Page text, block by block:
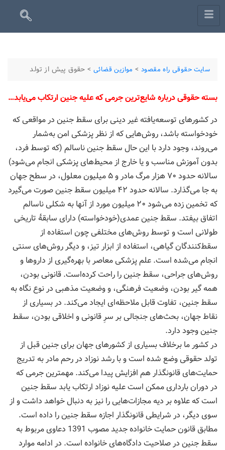
سایت حقوقی راه مقصود > موازین قضائی > حقوق پیش از تولد
بسته حقوقی درباره شایع‌ترین جرمی که علیه جنین ارتکاب می‌یابد…
در کشورهای توسعه‌یافته غیر دینی برای سقط جنین در مواقعی که
خودخواسته باشد، روش‌هایی که از نظر پزشکی امن به‌شمار
می‌روند، وجود دارد با این حال سقط جنین ناسالم (که توسط فرد،
بدون آموزش مناسب و یا خارج از محیط‌های پزشکی انجام می‌شود)
سالانه حدود ۷۰ هزار مرگ مادر و ۵ میلیون معلول، در سطح جهان
به جا می‌گذارد. سالانه حدود ۴۲ میلیون سقط جنین صورت می‌گیرد
که تخمین زده می‌شود ۲۰ میلیون مورد از آنها به شکلی ناسالم
اتفاق بیفتد. سقط جنین عمدی(خودخواسته) دارای سابقۀ تاریخی
طولانی است و توسط روش‌های مختلفی چون استفاده از
سقط‌کنندگان گیاهی، استفاده از ابزار تیز، و دیگر روش‌های سنتی
انجام می‌شده‌ است. علم پزشکی معاصر با بهره‌گیری از داروها و
روش‌های جراحی، سقط جنین را راحت کرده‌است. قانونی بودن،
همه گیر بودن، وضعیت فرهنگی، و وضعیت مذهبی در نوع نگاه به
سقط جنین، تفاوت قابل ملاحظه‌ای ایجاد می‌کند. در بسیاری از
نقاط جهان، بحث‌های جنجالی بر سرِ قانونی و اخلاقی بودن، سقط
جنین وجود دارد.
در کشور ما برخلاف بسیاری از کشورهای جهان برای جنین قبل از
تولد حقوقی وضع شده است و با رشد نوزاد در رحم مادر به تدریج
حمایت‌های قانونگذار هم افزایش پیدا می‌کند. مهمترین جرمی که
در دوران بارداری ممکن است علیه نوزاد ارتکاب یابد سقط جنین
است که علاوه بر دیه مجازات‌هایی را نیز به دنبال خواهد داشت و از
سوی دیگر، در شرایطی قانونگذار اجازه سقط جنین را داده است.
مطابق قانون حمایت خانواده جدید مصوب 1391 دعاوی مربوط به
سقط جنین در صلاحیت دادگاه‌های خانواده است. در ادامه موارد